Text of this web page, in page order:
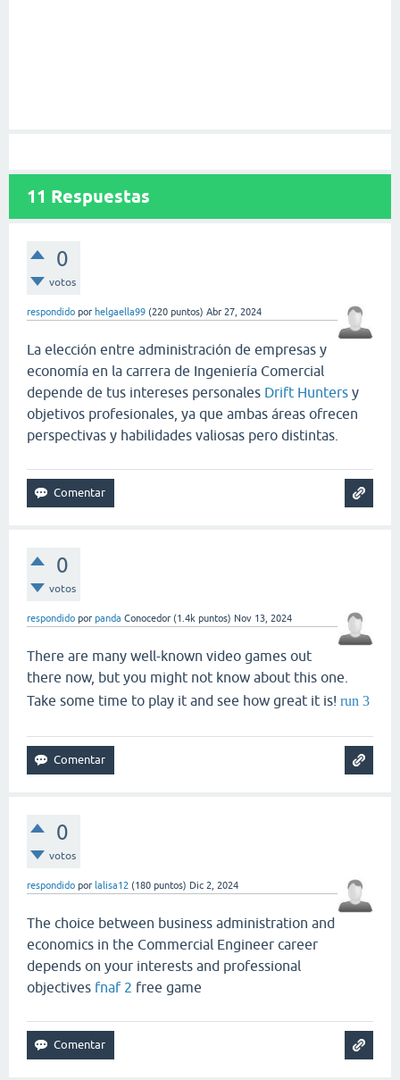
11 Respuestas
0
votos
respondido por helgaella99 (220 puntos) Abr 27, 2024
La elección entre administración de empresas y
economía en la carrera de Ingeniería Comercial
depende de tus intereses personales Drift Hunters y
objetivos profesionales, ya que ambas áreas ofrecen
perspectivas y habilidades valiosas pero distintas.
0
votos
respondido por panda Conocedor (1.4k puntos) Nov 13, 2024
There are many well-known video games out
there now, but you might not know about this one.
Take some time to play it and see how great it is! run 3
0
votos
respondido por lalisa12 (180 puntos) Dic 2, 2024
The choice between business administration and
economics in the Commercial Engineer career
depends on your interests and professional
objectives fnaf 2 free game